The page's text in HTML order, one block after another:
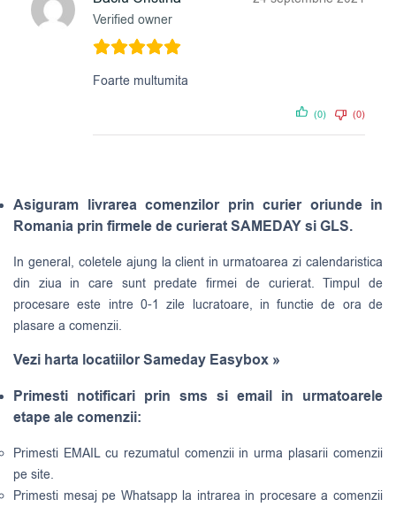
Verified owner
Foarte multumita
(0) (0)
Asiguram livrarea comenzilor prin curier oriunde in
Romania prin firmele de curierat SAMEDAY si GLS.
In general, coletele ajung la client in urmatoarea zi calendaristica
din ziua in care sunt predate firmei de curierat. Timpul de
procesare este intre 0-1 zile lucratoare, in functie de ora de
plasare a comenzii.
Vezi harta locatiilor Sameday Easybox »
Primesti notificari prin sms si email in urmatoarele
etape ale comenzii:
Primesti EMAIL cu rezumatul comenzii in urma plasarii comenzii
pe site.
Primesti mesaj pe Whatsapp la intrarea in procesare a comenzii